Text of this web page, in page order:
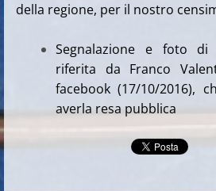
della regione, per il nostro
Segnalazione e foto di
riferita da Franco
facebook (17/10/2016),
averla resa pubblica